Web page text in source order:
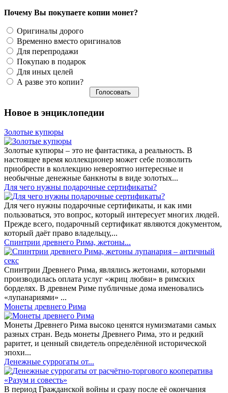
Почему Вы покупаете копии монет?
Оригиналы дорого
Временно вместо оригиналов
Для перепродажи
Покупаю в подарок
Для иных целей
А разве это копии?
Новое в энциклопедии
Золотые купюры
Золотые купюры – это не фантастика, а реальность. В
настоящее время коллекционер может себе позволить
приобрести в коллекцию невероятно интересные и
необычные денежные банкноты в виде золотых...
​Для чего нужны подарочные сертификаты?
Для чего нужны подарочные сертификаты, и как ими
пользоваться, это вопрос, который интересует многих людей.
Прежде всего, подарочный сертификат являются документом,
который даёт право владельцу,...
Спинтрии древнего Рима, жетоны...
Спинтрии Древнего Рима, являлись жетонами, которыми
производилась оплата услуг «жриц любви» в римских
борделях. В древнем Риме публичные дома именовались
«лупанариями» ...
Монеты древнего Рима
Монеты Древнего Рима высоко ценятся нумизматами самых
разных стран. Ведь монеты Древнего Рима, это и редкий
раритет, и ценный свидетель определённой исторической
эпохи...
Денежные суррогаты от...
В период Гражданской войны и сразу после её окончания